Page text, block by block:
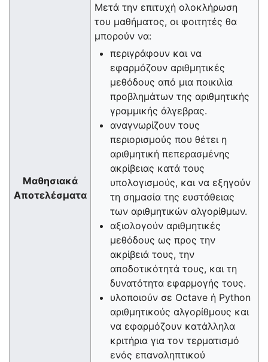
Μαθησιακά
Αποτελέσματα
Μετά την επιτυχή ολοκλήρωση
του μαθήματος, οι φοιτητές θα
μπορούν να:
περιγράφουν και να
εφαρμόζουν αριθμητικές
μεθόδους από μια ποικιλία
προβλημάτων της αριθμητικής
γραμμικής άλγεβρας.
αναγνωρίζουν τους
περιορισμούς που θέτει η
αριθμητική πεπερασμένης
ακρίβειας κατά τους
υπολογισμούς, και να εξηγούν
τη σημασία της ευστάθειας
των αριθμητικών αλγορίθμων.
αξιολογούν αριθμητικές
μεθόδους ως προς την
ακρίβειά τους, την
αποδοτικότητά τους, και τη
δυνατότητα εφαρμογής τους.
υλοποιούν σε Octave ἠ Python
αριθμητικούς αλγορίθμους και
να εφαρμόζουν κατάλληλα
κριτήρια για τον τερματισμό
ενός επαναληπτικού